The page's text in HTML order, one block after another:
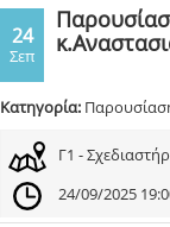
24
Σεπ
Κατηγορία:
Γ1 -
24/09/2025